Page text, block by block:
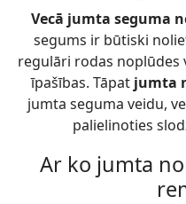
Vecā jumta seguma
segums ir būtiski
regulāri rodas noplūdes
īpašības. Tāpat jumta
jumta seguma veidu,
palielinoties
Ar ko jumta